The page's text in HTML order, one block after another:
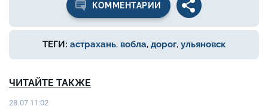
КОММЕНТАРИИ
ТЕГИ: астрахань, вобла, дорог, ульяновск
ЧИТАЙТЕ ТАКЖЕ
28.07 11:02